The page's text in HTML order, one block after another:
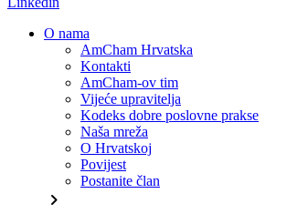
O nama
AmCham Hrvatska
Kontakti
AmCham-ov tim
Vijeće upravitelja
Kodeks dobre poslovne prakse
Naša mreža
O Hrvatskoj
Povijest
Postanite član
chevron_right